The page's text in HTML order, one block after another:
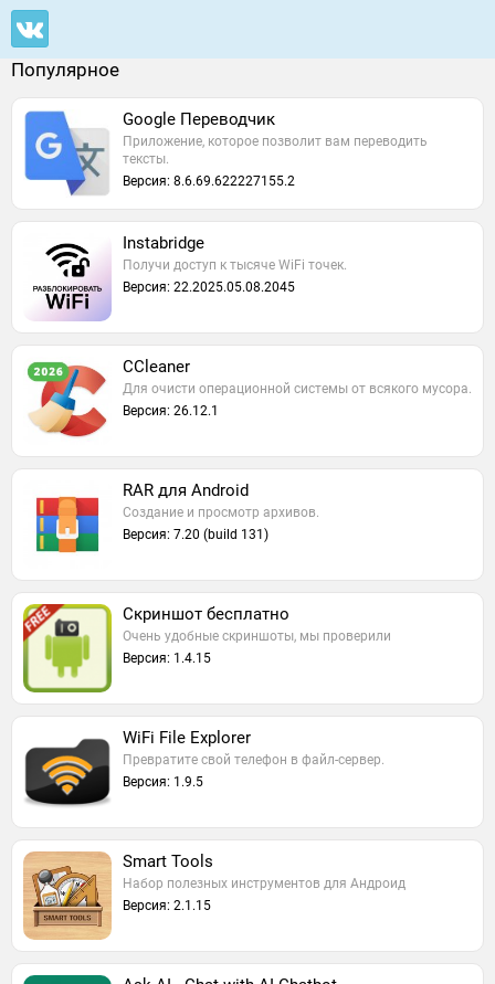
Популярное
Google Переводчик
Приложение, которое позволит вам переводить
тексты.
Версия: 8.6.69.622227155.2
Instabridge
Получи доступ к тысяче WiFi точек.
Версия: 22.2025.05.08.2045
CCleaner
Для очисти операционной системы от всякого мусора.
Версия: 26.12.1
RAR для Android
Создание и просмотр архивов.
Версия: 7.20 (build 131)
Скриншот бесплатно
Очень удобные скриншоты, мы проверили
Версия: 1.4.15
WiFi File Explorer
Превратите свой телефон в файл-сервер.
Версия: 1.9.5
Smart Tools
Набор полезных инструментов для Андроид
Версия: 2.1.15